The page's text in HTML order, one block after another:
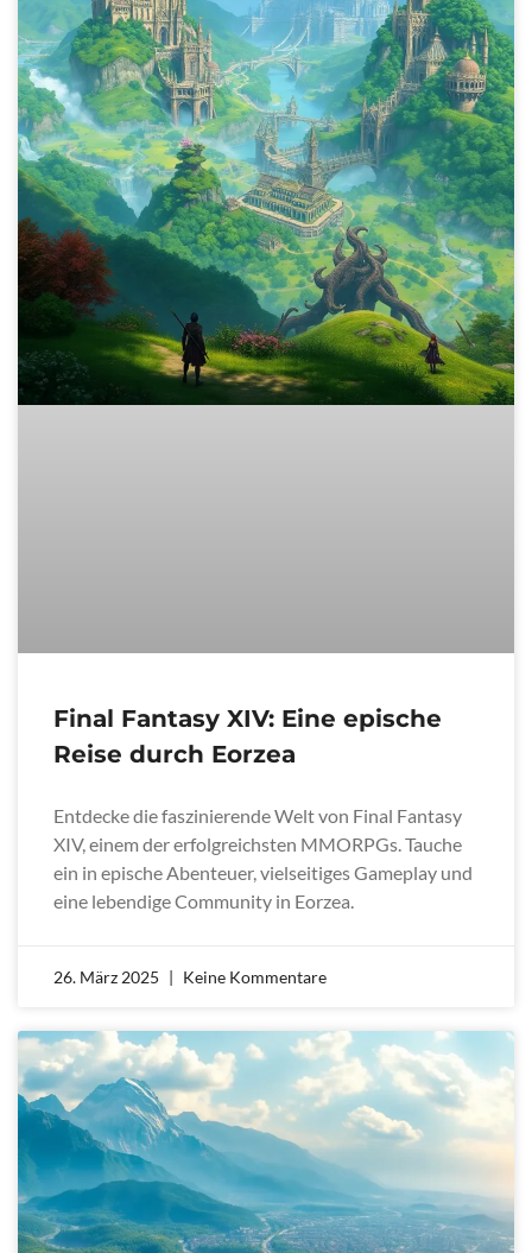
Final Fantasy XIV: Eine epische
Reise durch Eorzea
Entdecke die faszinierende Welt von Final Fantasy
XIV, einem der erfolgreichsten MMORPGs. Tauche
ein in epische Abenteuer, vielseitiges Gameplay und
eine lebendige Community in Eorzea.
26. März 2025 Keine Kommentare